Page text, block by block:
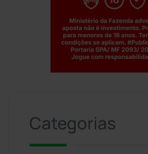
Categorias